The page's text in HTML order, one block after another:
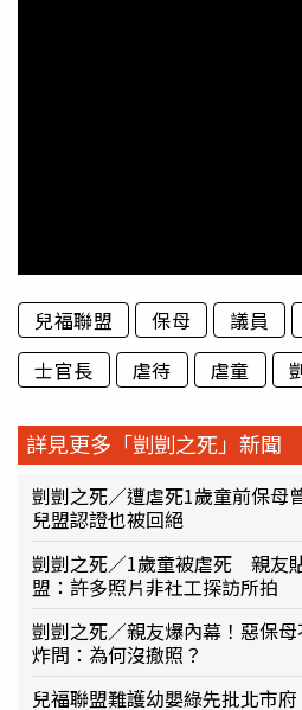
兒福聯盟 保母 議員
士官長
虐待 虐童
詳見更多「剴剴之死」新聞
剴剴之死／遭虐死1歲童前保
兒盟認證也被回絕
剴剴之死／1歲童被虐死 親友
盟：許多照片非社工探訪所拍
剴剴之死／親友爆內幕！惡保
炸問：為何沒撤照？
兒福聯盟難護幼嬰綠先批北市